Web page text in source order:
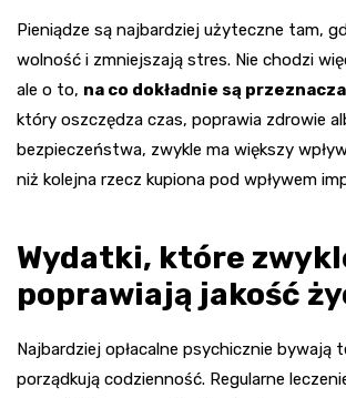
Pieniądze są najbardziej użyteczne tam,
wolność i zmniejszają stres. Nie chodzi
ale o to, na co dokładnie są
który oszczędza czas, poprawia zdrowie
bezpieczeństwa, zwykle ma większy
niż kolejna rzecz kupiona pod wpływem
Wydatki, które
poprawiają jakość
Najbardziej opłacalne psychicznie bywają
porządkują codzienność. Regularne